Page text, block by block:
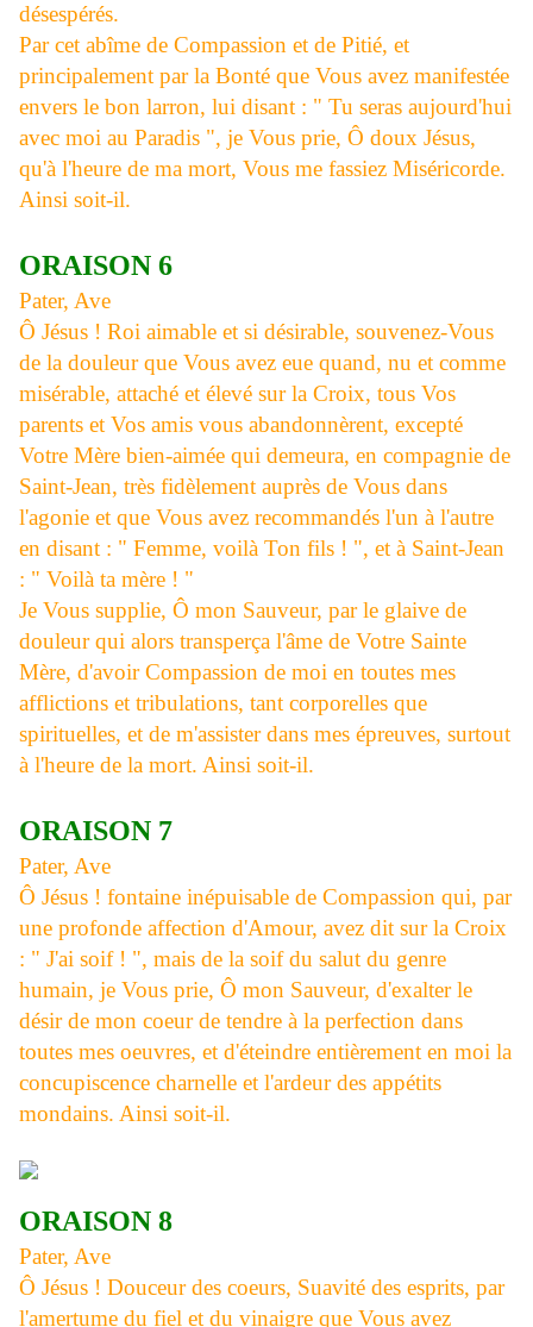
désespérés.
Par cet abîme de Compassion et de Pitié, et
principalement par la Bonté que Vous avez manifestée
envers le bon larron, lui disant : " Tu seras aujourd'hui
avec moi au Paradis ", je Vous prie, Ô doux Jésus,
qu'à l'heure de ma mort, Vous me fassiez Miséricorde.
Ainsi soit-il.
ORAISON 6
Pater, Ave
Ô Jésus ! Roi aimable et si désirable, souvenez-Vous
de la douleur que Vous avez eue quand, nu et comme
misérable, attaché et élevé sur la Croix, tous Vos
parents et Vos amis vous abandonnèrent, excepté
Votre Mère bien-aimée qui demeura, en compagnie de
Saint-Jean, très fidèlement auprès de Vous dans
l'agonie et que Vous avez recommandés l'un à l'autre
en disant : " Femme, voilà Ton fils ! ", et à Saint-Jean
: " Voilà ta mère ! "
Je Vous supplie, Ô mon Sauveur, par le glaive de
douleur qui alors transperça l'âme de Votre Sainte
Mère, d'avoir Compassion de moi en toutes mes
afflictions et tribulations, tant corporelles que
spirituelles, et de m'assister dans mes épreuves, surtout
à l'heure de la mort. Ainsi soit-il.
ORAISON 7
Pater, Ave
Ô Jésus ! fontaine inépuisable de Compassion qui, par
une profonde affection d'Amour, avez dit sur la Croix
: " J'ai soif ! ", mais de la soif du salut du genre
humain, je Vous prie, Ô mon Sauveur, d'exalter le
désir de mon coeur de tendre à la perfection dans
toutes mes oeuvres, et d'éteindre entièrement en moi la
concupiscence charnelle et l'ardeur des appétits
mondains. Ainsi soit-il.
ORAISON 8
Pater, Ave
Ô Jésus ! Douceur des coeurs, Suavité des esprits, par
l'amertume du fiel et du vinaigre que Vous avez